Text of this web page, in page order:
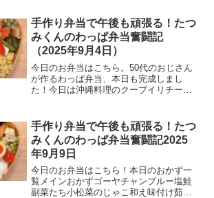
生活昨晩、札幌の実家から帰ってきたた
つみくんです。妻...
手作り弁当で午後も頑張る！たつ
みくんのわっぱ弁当奮闘記
（2025年9月4日）
今日のお弁当はこちら。50代のおじさん
が作るわっぱ弁当、本日も完成しまし
た！今日は沖縄料理のクーブイリチー
午後からの仕事も元気に乗り切れそうで
す。本日のおかず一覧メイン...
手作り弁当で午後も頑張る！たつ
みくんのわっぱ弁当奮闘記2025
年9月9日
今日のお弁当はこちら！本日のおかず一
覧メインおかずゴーヤチャンプルー塩鮭
副菜たち小松菜のじゃこ和え味付け茹で